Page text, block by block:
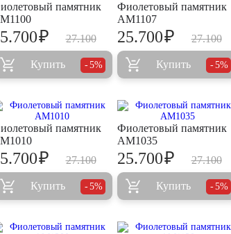
памятник
27.100
₽
Купить 5%
Фиолетовый памятник
AM1107
27.100
25.700₽
Купить 5%
памятник
27.100
₽
Купить 5%
Фиолетовый памятник
AM1035
27.100
25.700₽
Купить 5%